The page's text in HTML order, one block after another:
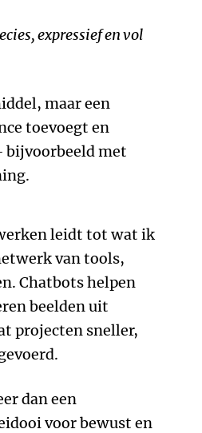
expressief en vol
maar een
toevoegt en
bijvoorbeeld met
leidt tot wat ik
van tools,
Chatbots helpen
beelden uit
projecten sneller,
dan een
voor bewust en